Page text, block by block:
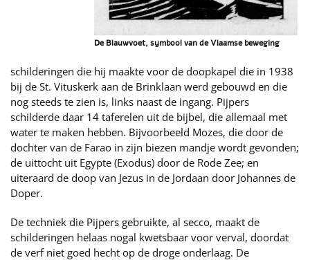
De Blauwvoet, symbool van de Vlaamse beweging
schilderingen die hij maakte voor de doopkapel die in 1938
bij de St. Vituskerk aan de Brinklaan werd gebouwd en die
nog steeds te zien is, links naast de ingang. Pijpers
schilderde daar 14 taferelen uit de bijbel, die allemaal met
water te maken hebben. Bijvoorbeeld Mozes, die door de
dochter van de Farao in zijn biezen mandje wordt gevonden;
de uittocht uit Egypte (Exodus) door de Rode Zee; en
uiteraard de doop van Jezus in de Jordaan door Johannes de
Doper.
De techniek die Pijpers gebruikte, al secco, maakt de
schilderingen helaas nogal kwetsbaar voor verval, doordat
de verf niet goed hecht op de droge onderlaag. De